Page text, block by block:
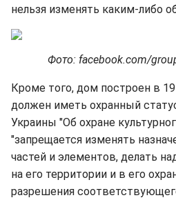
нельзя изменять каким-либо
Фото: facebook.com/
Кроме того, дом построен в
должен иметь охранный
Украины "Об охране
"запрещается изменять
частей и элементов, делать
на его территории и в его
разрешения